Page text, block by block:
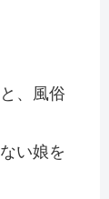
、風俗
い娘を